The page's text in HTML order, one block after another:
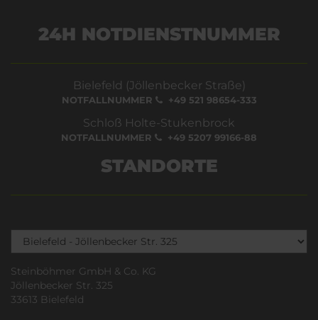
24H NOTDIENSTNUMMER
Bielefeld (Jöllenbecker Straße)
NOTFALLNUMMER +49 521 98654-333
Schloß Holte-Stukenbrock
NOTFALLNUMMER +49 5207 99166-88
STANDORTE
Steinböhmer GmbH & Co. KG
Jöllenbecker Str. 325
33613 Bielefeld